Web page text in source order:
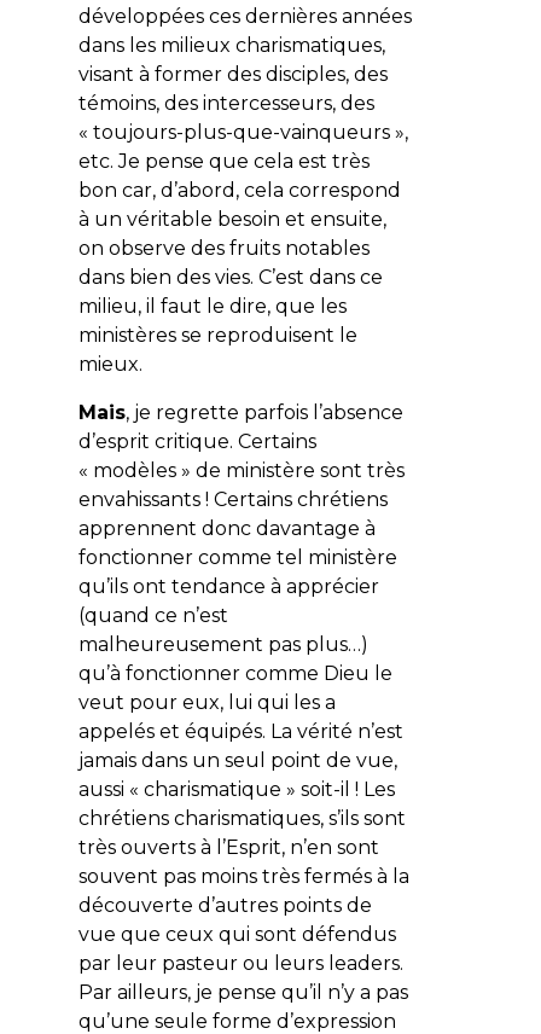
développées ces dernières années
dans les milieux charismatiques,
visant à former des disciples, des
témoins, des intercesseurs, des
« toujours-plus-que-vainqueurs »,
etc. Je pense que cela est très
bon car, d’abord, cela correspond
à un véritable besoin et ensuite,
on observe des fruits notables
dans bien des vies. C’est dans ce
milieu, il faut le dire, que les
ministères se reproduisent le
mieux.
Mais, je regrette parfois l’absence
d’esprit critique. Certains
« modèles » de ministère sont très
envahissants ! Certains chrétiens
apprennent donc davantage à
fonctionner comme tel ministère
qu’ils ont tendance à apprécier
(quand ce n’est
malheureusement pas plus…)
qu’à fonctionner comme Dieu le
veut pour eux, lui qui les a
appelés et équipés. La vérité n’est
jamais dans un seul point de vue,
aussi « charismatique » soit-il ! Les
chrétiens charismatiques, s’ils sont
très ouverts à l’Esprit, n’en sont
souvent pas moins très fermés à la
découverte d’autres points de
vue que ceux qui sont défendus
par leur pasteur ou leurs leaders.
Par ailleurs, je pense qu’il n’y a pas
qu’une seule forme d’expression